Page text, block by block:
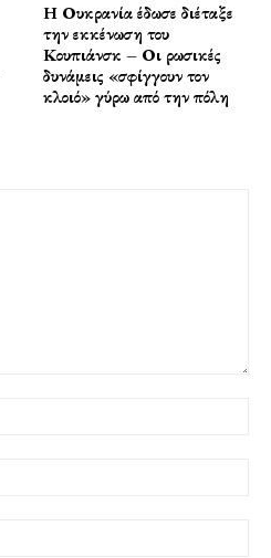
Η Ουκρανία έδωσε διέταξε
την εκκένωση του
Κουπιάνσκ – Οι ρωσικές
δυνάμεις «σφίγγουν τον
κλοιό» γύρω από την πόλη